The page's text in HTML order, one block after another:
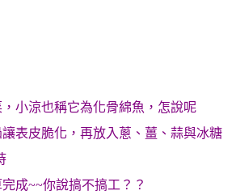
小涼也稱它為化骨綿魚，怎說呢
表皮脆化，再放入蔥、薑、蒜與冰糖
成~~你說搞不搞工？？